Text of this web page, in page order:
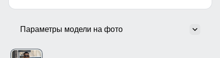
Параметры модели на фото